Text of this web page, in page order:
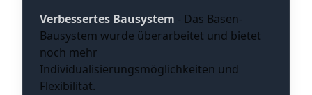
Verbessertes Bausystem - Das Basen-
Bausystem wurde überarbeitet und bietet
noch mehr
Individualisierungsmöglichkeiten und
Flexibilität.